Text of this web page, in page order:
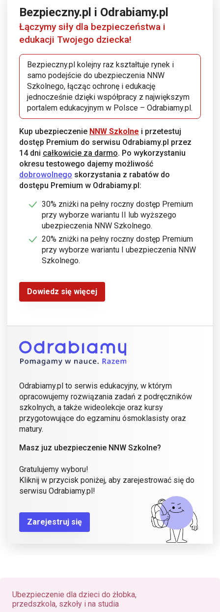
Bezpieczny.pl i Odrabiamy.pl
Łączymy siły dla bezpieczeństwa i
edukacji Twojego dziecka!
Bezpieczny.pl kolejny raz kształtuje rynek i
samo podejście do ubezpieczenia NNW
Szkolnego, łącząc ochronę i edukację
jednocześnie dzięki współpracy z największym
portalem edukacyjnym w Polsce – Odrabiamy.pl.
Kup ubezpieczenie NNW Szkolne i przetestuj
dostęp Premium do serwisu Odrabiamy.pl przez
14 dni całkowicie za darmo. Po wykorzystaniu
okresu testowego dajemy możliwość
dobrowolnego skorzystania z rabatów do
dostępu Premium w Odrabiamy.pl:
30% zniżki na pełny roczny dostęp Premium
przy wyborze wariantu II lub wyższego
ubezpieczenia NNW Szkolnego.
20% zniżki na pełny roczny dostęp Premium
przy wyborze wariantu I ubezpieczenia NNW
Szkolnego.
Dowiedz się więcej
Odrabiamy.pl to serwis edukacyjny, w którym
opracowujemy rozwiązania zadań z podręczników
szkolnych, a także wideolekcje oraz kursy
przygotowujące do egzaminu ósmoklasisty oraz
matury.
Masz juz ubezpieczenie NNW Szkolne?
Gratulujemy wyboru!
Kliknij w przycisk poniżej, aby zarejestrować się do
serwisu Odrabiamy.pl!
Zarejestruj się
Ubezpieczenie dla dzieci do żłobka,
przedszkola, szkoły i na studia